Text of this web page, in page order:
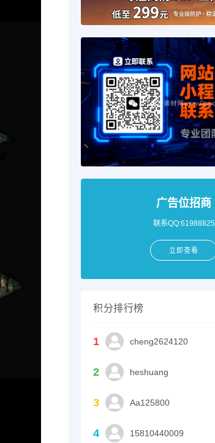
广告位招商
联系QQ:61988825
立即查看
积分排行榜
1 cheng2624120
2 heshuang
3 Aa125800
4 15810440009